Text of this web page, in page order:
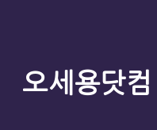
오세용닷컴